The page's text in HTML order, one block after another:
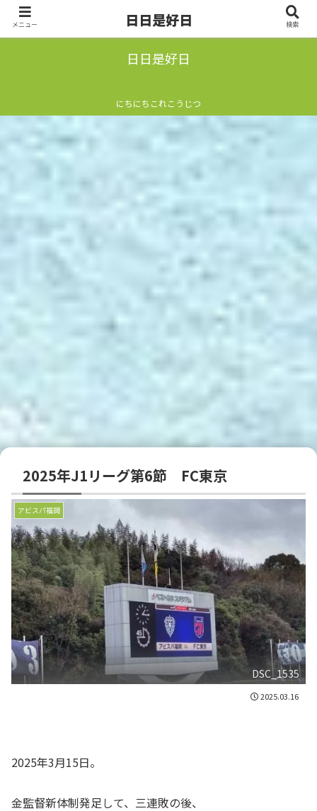
日日是好日
にちにちこれこうじつ
2025年J1リーグ第6節 FC東京
アビスパ福岡
DSC_1535
2025.03.16
2025年3月15日。
金監督新体制発足して、三連敗の後、
メニュー 日日是好日 検索